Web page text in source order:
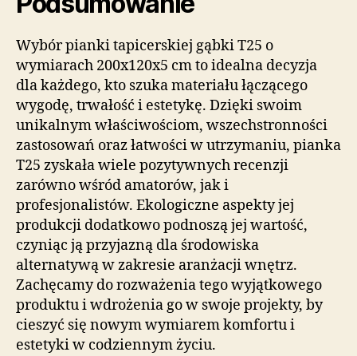
Wybór pianki tapicerskiej gąbki T25 o
wymiarach 200x120x5 cm to idealna decyzja
dla każdego, kto szuka materiału łączącego
wygodę, trwałość i estetykę. Dzięki swoim
unikalnym właściwościom, wszechstronności
zastosowań oraz łatwości w utrzymaniu, pianka
T25 zyskała wiele pozytywnych recenzji
zarówno wśród amatorów, jak i
profesjonalistów. Ekologiczne aspekty jej
produkcji dodatkowo podnoszą jej wartość,
czyniąc ją przyjazną dla środowiska
alternatywą w zakresie aranżacji wnętrz.
Zachęcamy do rozważenia tego wyjątkowego
produktu i wdrożenia go w swoje projekty, by
cieszyć się nowym wymiarem komfortu i
estetyki w codziennym życiu.